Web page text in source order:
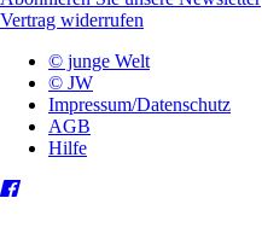
Vertrag widerrufen
© junge Welt
© JW
Impressum/Datenschutz
AGB
Hilfe